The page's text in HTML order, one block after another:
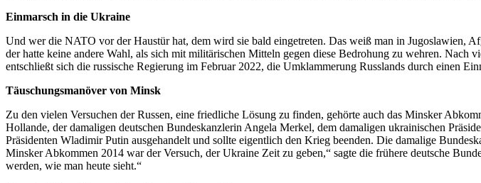
Einmarsch in die Ukraine
Und wer die NATO vor der Haustür hat, dem wird sie bald eingetreten. Das weiß man in Jugoslawien,
der hatte keine andere Wahl, als sich mit militärischen Mitteln gegen diese Bedrohung zu wehren.
entschließt sich die russische Regierung im Februar 2022, die Umklammerung Russlands durch einen
Täuschungsmanöver von Minsk
Zu den vielen Versuchen der Russen, eine friedliche Lösung zu finden, gehörte auch das Minsker
Hollande, der damaligen deutschen Bundeskanzlerin Angela Merkel, dem damaligen ukrainischen
Präsidenten Wladimir Putin ausgehandelt und sollte eigentlich den Krieg beenden. Die damalige
Minsker Abkommen 2014 war der Versuch, der Ukraine Zeit zu geben,“ sagte die frühere deutsche
werden, wie man heute sieht.“